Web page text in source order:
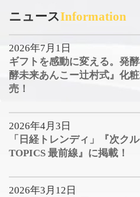
ニュースInformation
2026年7月1日
ギフトを感動に変える。発
酵未来あんこー辻村式』化
売！
2026年4月3日
「日経トレンディ」『次ク
TOPICS 最前線』に掲載！
2026年3月12日